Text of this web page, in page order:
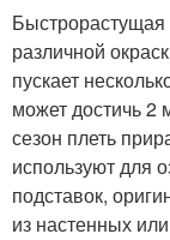
различной
пускает
может достичь
сезон плеть
используют для
подставок,
из настенных